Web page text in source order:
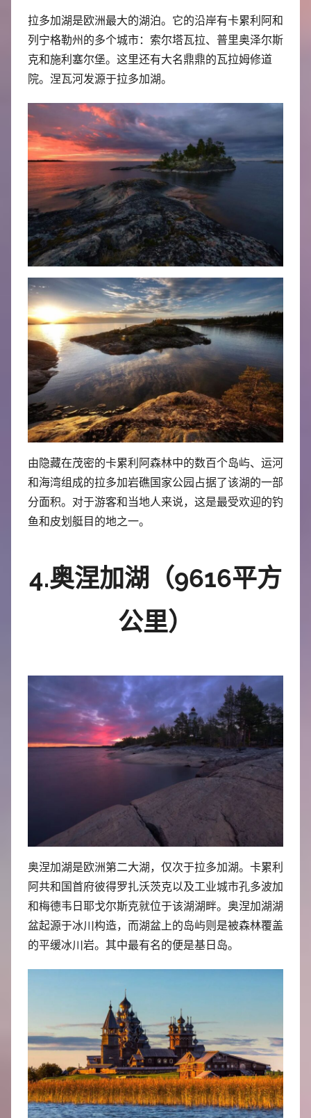
拉多加湖是欧洲最大的湖泊。它的沿岸有卡累利阿和
列宁格勒州的多个城市：索尔塔瓦拉、普里奥泽尔斯
克和施利塞尔堡。这里还有大名鼎鼎的瓦拉姆修道
院。涅瓦河发源于拉多加湖。
由隐藏在茂密的卡累利阿森林中的数百个岛屿、运河
和海湾组成的拉多加岩礁国家公园占据了该湖的一部
分面积。对于游客和当地人来说，这是最受欢迎的钓
鱼和皮划艇目的地之一。
4.奥涅加湖（9616平方
公里）
奥涅加湖是欧洲第二大湖，仅次于拉多加湖。卡累利
阿共和国首府彼得罗扎沃茨克以及工业城市孔多波加
和梅德韦日耶戈尔斯克就位于该湖湖畔。奥涅加湖湖
盆起源于冰川构造，而湖盆上的岛屿则是被森林覆盖
的平缓冰川岩。其中最有名的便是基日岛。